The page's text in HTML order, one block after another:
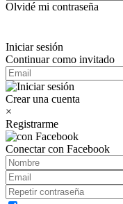
Olvidé mi contraseña
Iniciar sesión
Continuar como invitado
Crear una cuenta
×
Registrarme
Conectar con Facebook